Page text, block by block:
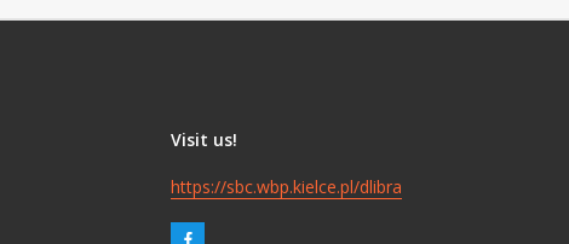
Visit us!
https://sbc.wbp.kielce.pl/dlibra